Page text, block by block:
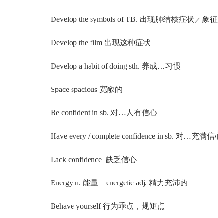
Develop the symbols of TB. 出现肺结核症状／象征
Develop the film 出现这种症状
Develop a habit of doing sth. 养成…习惯
Space spacious 宽敞的
Be confident in sb. 对…人有信心
Have every / complete confidence in sb. 对…充满信
Lack confidence 缺乏信心
Energy n. 能量 energetic adj. 精力充沛的
Behave yourself 行为乖点，规矩点